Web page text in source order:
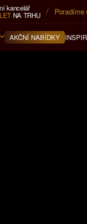
kancelář
NA TRHU Poradíme
5*
AKČNÍ NABÍDKY